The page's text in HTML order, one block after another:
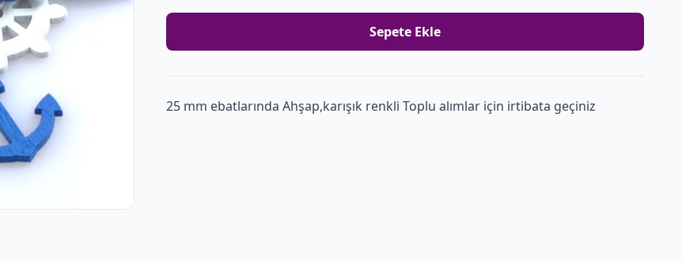
Sepete Ekle
25 mm ebatlarında Ahşap,karışık renkli Toplu alımlar için irtibata geçiniz